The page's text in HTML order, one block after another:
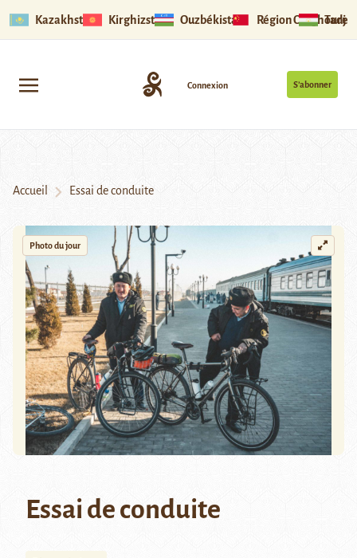
Kazakhstan Kirghizstan Ouzbékistan Région Ouïghoure
S’abonner
Connexion
Accueil Essai de conduite
Photo du jour
Essai de conduite